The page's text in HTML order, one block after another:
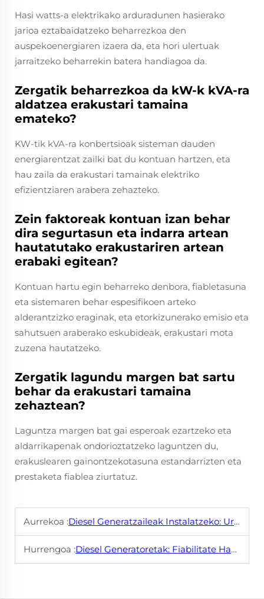
Hasi watts-a elektrikako arduradunen hasierako
jarioa eztabaidatzeko beharrezkoa den
auspekoenergiaren izaera da, eta hori ulertuak
jarraitzeko beharrekin batera handiagoa da.
Zergatik beharrezkoa da kW-k kVA-ra
aldatzea erakustari tamaina
emateko?
KW-tik kVA-ra konbertsioak sisteman dauden
energiarentzat zailki bat du kontuan hartzen, eta
hau zaila da erakustari tamainak elektriko
efizientziaren arabera zehazteko.
Zein faktoreak kontuan izan behar
dira segurtasun eta indarra artean
hautatutako erakustariren artean
erabaki egitean?
Kontuan hartu egin beharreko denbora, fiabletasuna
eta sistemaren behar espesifikoen arteko
alderantzizko eraginak, eta etorkizunerako emisio eta
sahutsuen araberako eskubideak, erakustari mota
zuzena hautatzeko.
Zergatik lagundu margen bat sartu
behar da erakustari tamaina
zehaztean?
Laguntza margen bat gai esperoak ezartzeko eta
aldarrikapenak ondorioztatzeko laguntzen du,
erakuslearen gainontzekotasuna estandarrizten eta
prestaketa fiablea ziurtatuz.
Aurrekoa :Diesel Generatzaileak Instalatzeko: Urruneko Argibideak
Hurrengoa :Diesel Generatoretak: Fiabilitate Handia Erakoaren Aldeko Energiaren Eskakizunentzako